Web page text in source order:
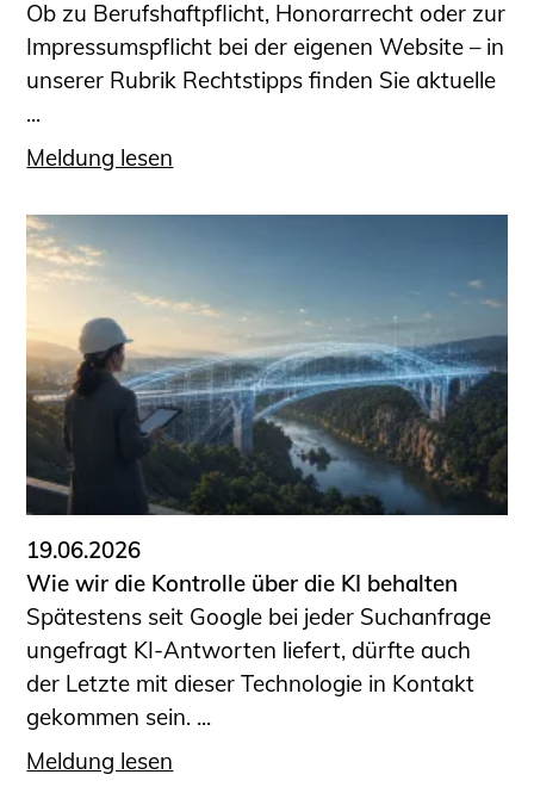
Ob zu Berufshaftpflicht, Honorarrecht oder zur
Impressumspflicht bei der eigenen Website – in
unserer Rubrik Rechtstipps finden Sie aktuelle
...
Meldung lesen
19.06.2026
Wie wir die Kontrolle über die KI behalten
Spätestens seit Google bei jeder Suchanfrage
ungefragt KI-Antworten liefert, dürfte auch
der Letzte mit dieser Technologie in Kontakt
gekommen sein. ...
Meldung lesen